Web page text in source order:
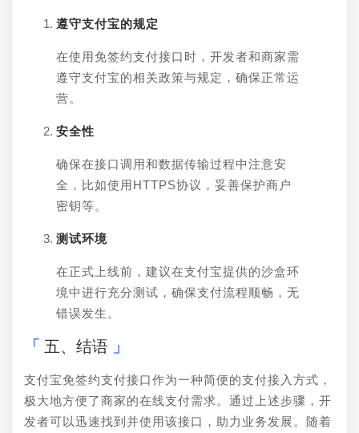
遵守支付宝的规定
在使用免签约支付接口时，开发者和商家需
遵守支付宝的相关政策与规定，确保正常运
营。
安全性
确保在接口调用和数据传输过程中注意安
全，比如使用HTTPS协议，妥善保护商户
密钥等。
测试环境
在正式上线前，建议在支付宝提供的沙盒环
境中进行充分测试，确保支付流程顺畅，无
错误发生。
五、结语
支付宝免签约支付接口作为一种简便的支付接入方式，
极大地方便了商家的在线支付需求。通过上述步骤，开
发者可以迅速找到并使用该接口，助力业务发展。随着